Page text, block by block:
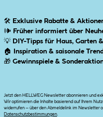
🛠 Exklusive Rabatte &
🕪 Früher informiert über
💡 DIY-Tipps für Haus, Garten
🏠
Inspiration & saisonale
🎁 Gewinnspiele &
Jetzt den HELLWEG Newsletter abonnieren und
Wir optimieren die Inhalte basierend auf Ihrem
widerrufen – über den Abmeldelink im Newsletter
Datenschutzbestimmungen